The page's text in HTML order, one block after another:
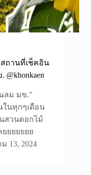
ถานที่เช็คอิน
ลม มข.”
ในทุกๆเดือน
สวนดอกไม้
ยยยยยย
13, 2024